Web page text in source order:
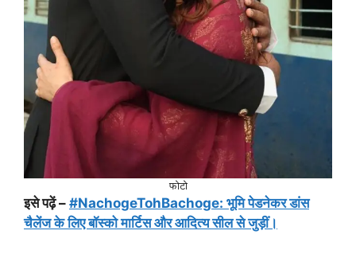
फोटो
इसे पढ़ें – #NachogeTohBachoge: भूमि पेडनेकर डांस
चैलेंज के लिए बॉस्को मार्टिस और आदित्य सील से जुड़ीं।